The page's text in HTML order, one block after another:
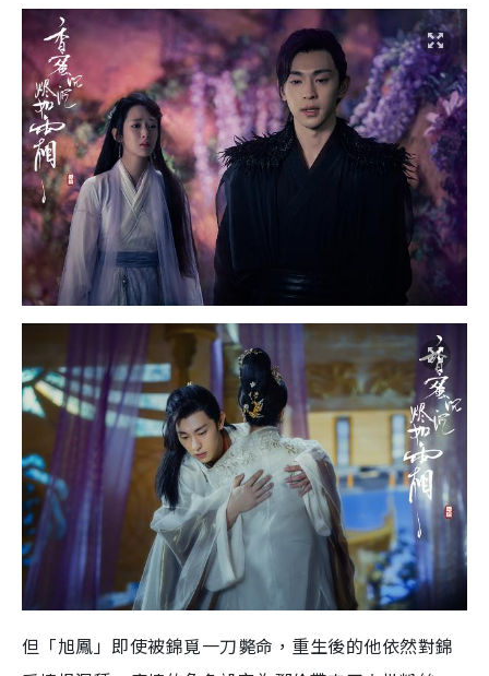
但「旭鳳」即使被錦覓一刀斃命，重生後的他依然對錦